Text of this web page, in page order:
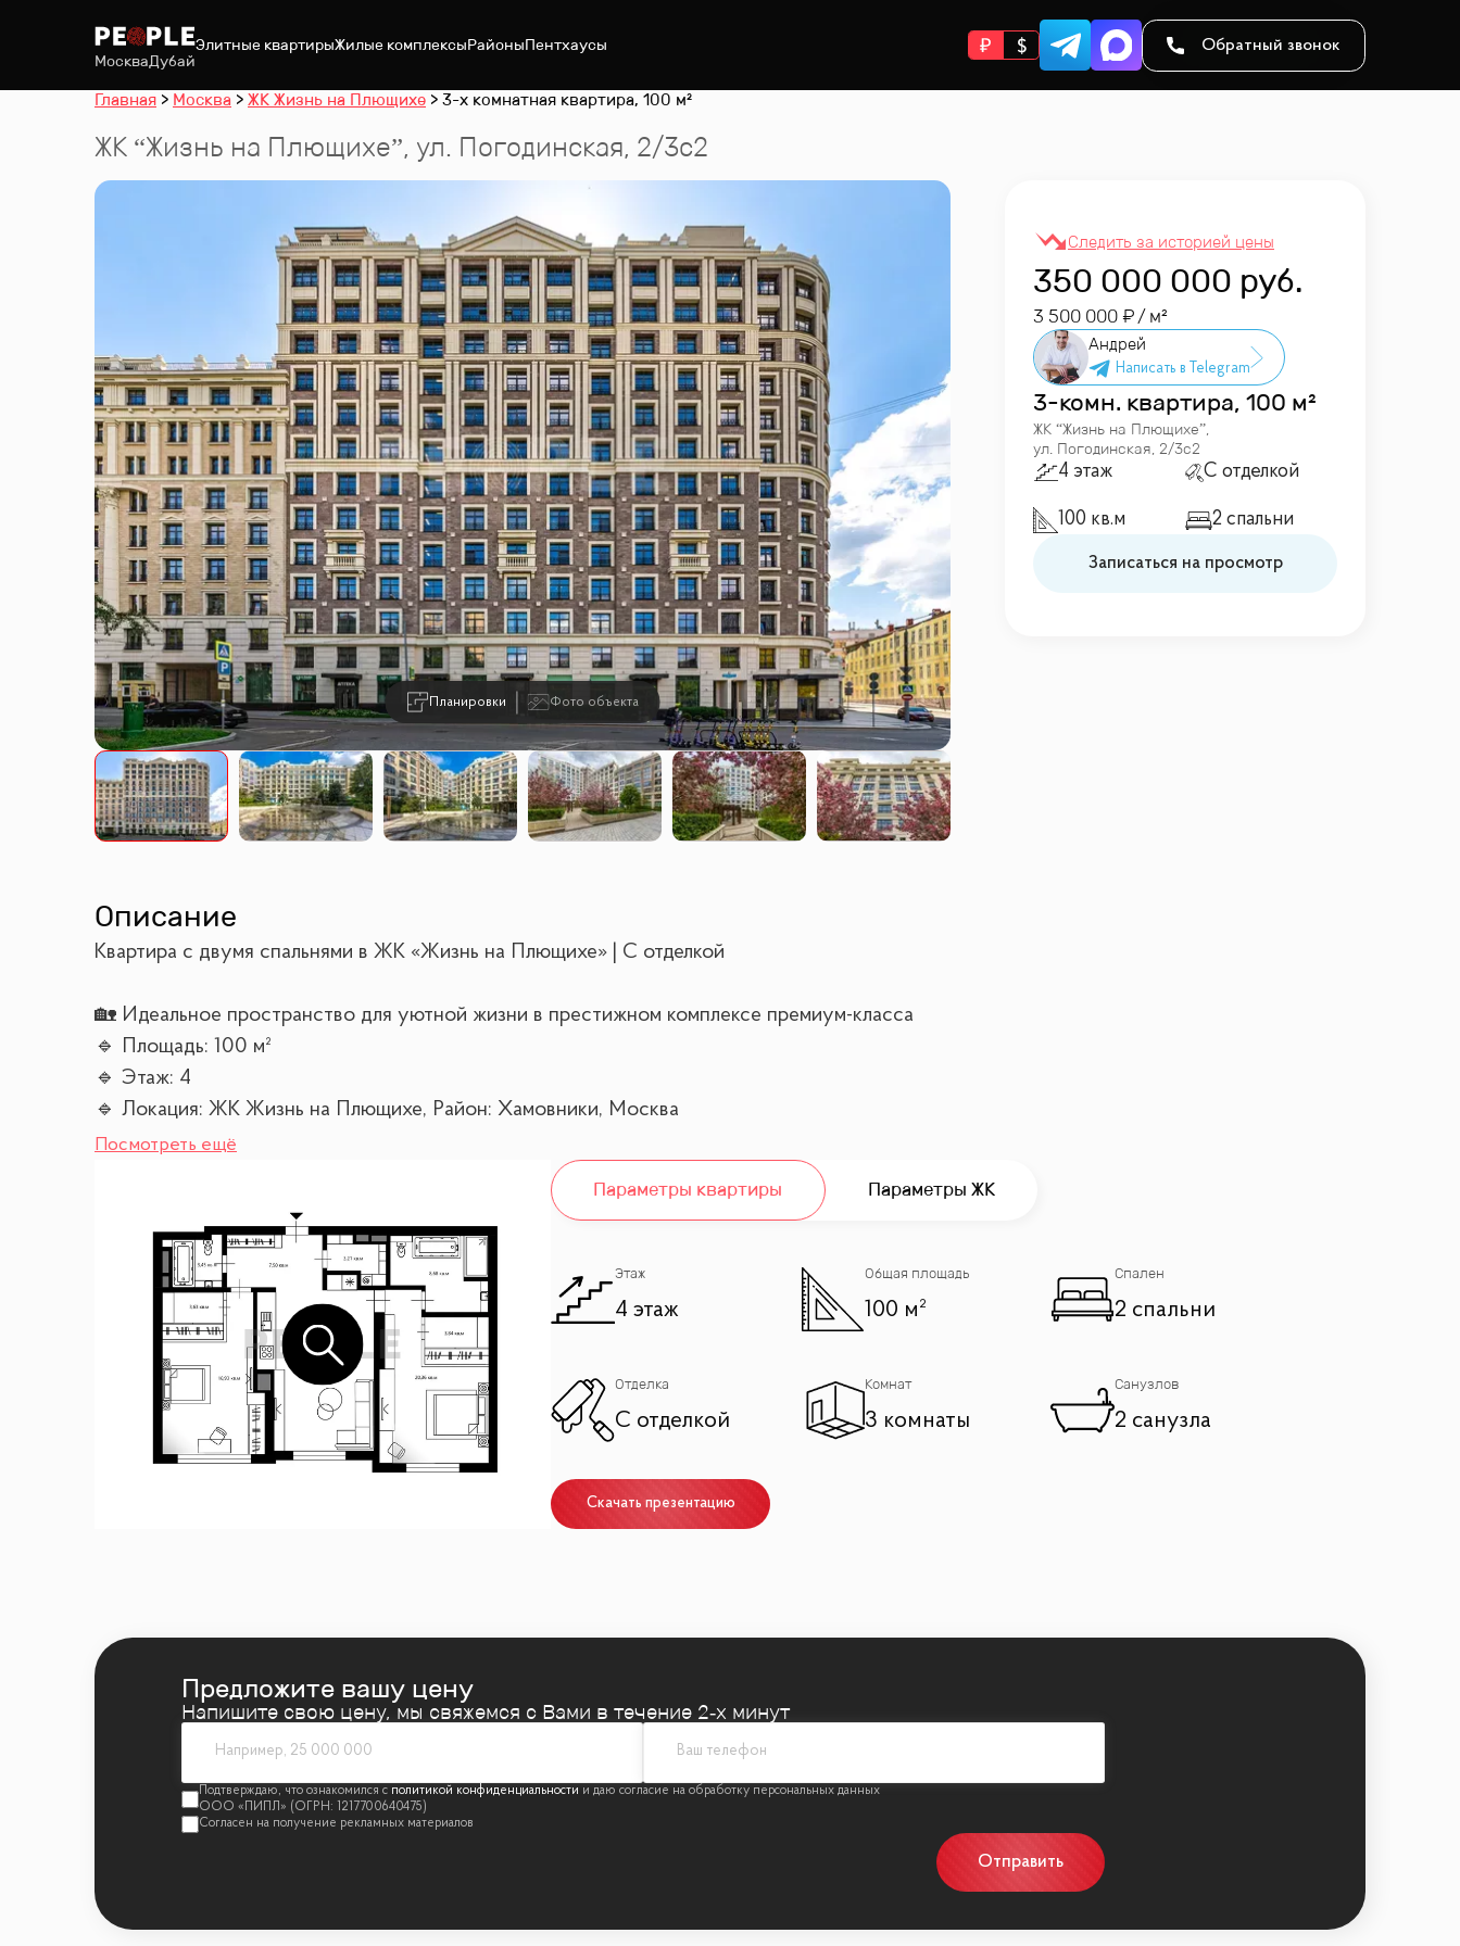
МоскваДубай
Элитные квартирыЖилые комплексыРайоныПентхаусы Обратный звонок
Главная Москва ЖК Жизнь на Плющихе 3-х комнатная квартира, 100 м²
ЖК “Жизнь на Плющихе”, ул. Погодинская, 2/3с2
Планировки Фото объекта
350 000 000 руб.
3 500 000 / м²
Андрей
3-комн. квартира, 100 м²
ЖК “Жизнь на Плющихе”,
ул. Погодинская, 2/3с2
4 этаж С отделкой
100 кв.м 2 спальни
Записаться на просмотр
Описание
Квартира с двумя спальнями в ЖК «Жизнь на Плющихе» | С отделкой
🏡 Идеальное пространство для уютной жизни в престижном комплексе премиум-класса
🔹 Площадь: 100 м²
🔹 Этаж: 4
🔹 Локация: ЖК Жизнь на Плющихе, Район: Хамовники, Москва
Квартира в одном из самых востребованных жилых комплексов Москвы – «Жизнь на Плющихе». Квартира станет идеальным выбором для
ценящих комфорт, пространство и благоприятное расположение.
ФУНКЦИОНАЛЬНАЯ ПЛАНИРОВКА:
• Кухня-гостиная с обеденной зоной
• Мастер спальня со своим санузлом (ванная и душевая) и
гардеробной комнатой
• Спальня со своей гардеробной
• Ванная комната
• Постирочная
Квартира полностью укомплектована бытовой техникой и мебелью.
Техника: Miele, Liebherr
Мебель: Minotti, FlexForm, Poliform, Cattelan Italia
Сантехника: Gessi, Omoikiri, Сleo, Salini
Освещение: Центр свет, Astro lighting, CVL Luminaires, Aromas Del Campo, Foscarini, Vibia, Marset
• Двери скрытого монтажа Union
• Напольные покрытия (инженерная доска 18 мм, дуб, мрамор)
• Текстиль (Итальянские ткани, индивидуальный пошив)
• Электрофурнитура Jung
Посмотреть ещё
Параметры квартиры Параметры ЖК
Этаж
4 этаж
Общая площадь
100 м²
Спален
2 спальни
Отделка
С отделкой
Комнат
3 комнаты
Санузлов
2 санузла
Скачать презентацию
Предложите вашу цену
Напишите свою цену, мы свяжемся с Вами в течение 2‑х минут
политикой конфиденциальности
Отправить